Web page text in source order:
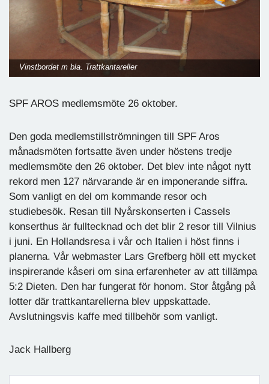
Vinstbordet m bla. Trattkantareller
SPF AROS medlemsmöte 26 oktober.
Den goda medlemstillströmningen till SPF Aros
månadsmöten fortsatte även under höstens tredje
medlemsmöte den 26 oktober. Det blev inte något nytt
rekord men 127 närvarande är en imponerande siffra.
Som vanligt en del om kommande resor och
studiebesök. Resan till Nyårskonserten i Cassels
konserthus är fulltecknad och det blir 2 resor till Vilnius
i juni. En Hollandsresa i vår och Italien i höst finns i
planerna. Vår webmaster Lars Grefberg höll ett mycket
inspirerande kåseri om sina erfarenheter av att tillämpa
5:2 Dieten. Den har fungerat för honom. Stor åtgång på
lotter där trattkantarellerna blev uppskattade.
Avslutningsvis kaffe med tillbehör som vanligt.
Jack Hallberg